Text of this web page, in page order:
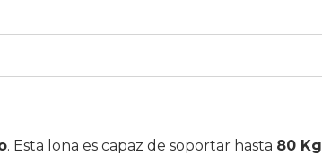
. Esta lona es capaz de soportar hasta 80 Kg